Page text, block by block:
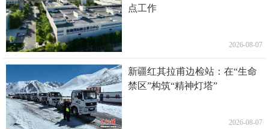
点工作
2026-08-07
新疆红其拉甫边检站：在“生命
禁区”构筑“精神灯塔”
2026-08-07